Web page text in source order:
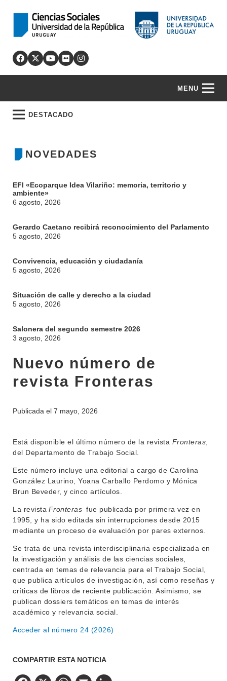
MENU
INSTITUCIONAL
DEPARTAMENTOS
EXTENSIÓN
SERVICIOS
LLAMADOS
NOTICIAS
CONTACTO
DESTACADO
BEDELÍA
OFERTA DE GRADO
EDUCACIÓN PERMANENTE
MOVILIDAD ACADÉMICA
BIBLIOTECA
NOVEDADES
EFI «Ecoparque Idea Vilariño: memoria, territorio y
ambiente»
6 agosto, 2026
Gerardo Caetano recibirá reconocimiento del Parlamento
5 agosto, 2026
Convivencia, educación y ciudadanía
5 agosto, 2026
Situación de calle y derecho a la ciudad
5 agosto, 2026
Salonera del segundo semestre 2026
3 agosto, 2026
Nuevo número de
revista Fronteras
Publicada el 7 mayo, 2026
Está disponible el último número de la revista Fronteras
del Departamento de Trabajo Social.
Este número incluye una editorial a cargo de Carolina
González Laurino, Yoana Carballo Perdomo y Mónica
Brun Beveder, y cinco artículos.
La revista Fronteras fue publicada por primera vez en
1995, y ha sido editada sin interrupciones desde 2015
mediante un proceso de evaluación por pares externos.
Se trata de una revista interdisciplinaria especializada en
la investigación y análisis de las ciencias sociales,
centrada en temas de relevancia para el Trabajo Social,
que publica artículos de investigación, así como reseñas y
críticas de libros de reciente publicación. Asimismo, se
publican dossiers temáticos en temas de interés
académico y relevancia social.
Acceder al número 24 (2026)
COMPARTIR ESTA NOTICIA